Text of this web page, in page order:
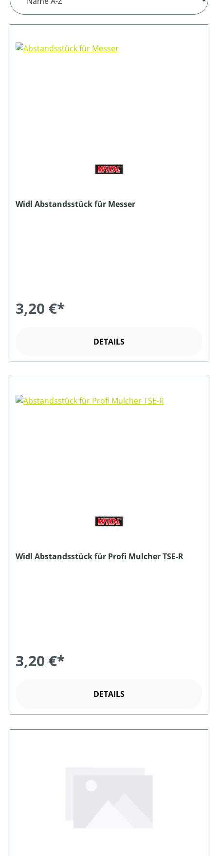
Widl Abstandsstück für Messer
3,20 €*
DETAILS
Widl Abstandsstück für Profi Mulcher TSE-R
3,20 €*
DETAILS